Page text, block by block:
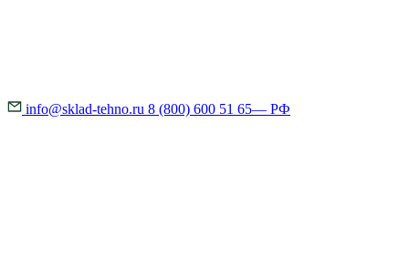
info@sklad-tehno.ru 8 (800) 600 51 65— РФ